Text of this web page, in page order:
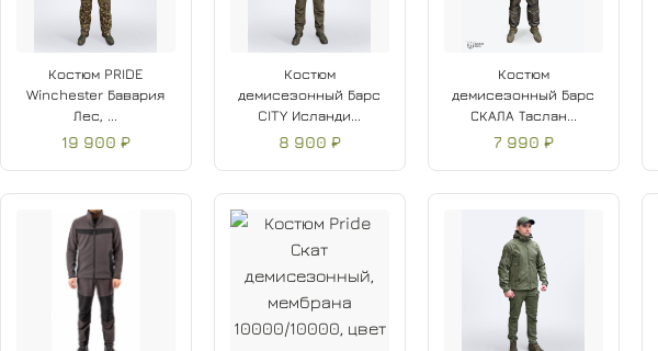
Костюм PRIDE
Winchester Бавария
Лес, ...
19 900 ₽
Костюм
демисезонный Барс
CITY Исланди...
8 900 ₽
Костюм
демисезонный Барс
СКАЛА Таслан...
7 990 ₽